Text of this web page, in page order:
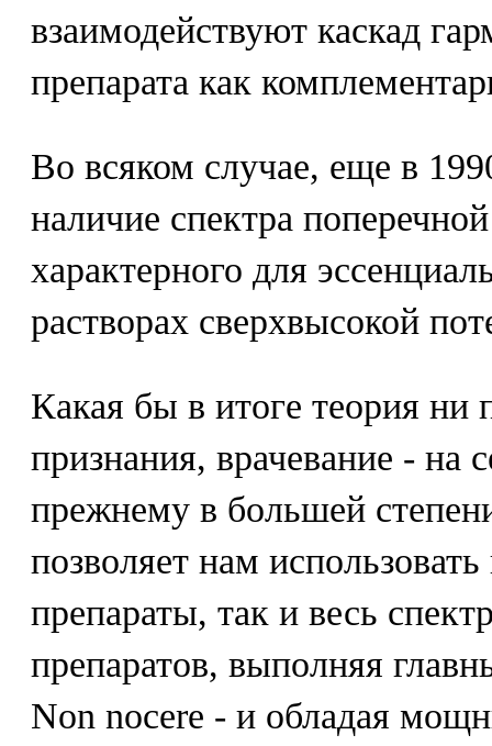
взаимодействуют каскад
препарата как
Во всяком случае, еще в
наличие спектра
характерного для
растворах сверхвысокой
Какая бы в итоге теория ни
признания, врачевание - на
прежнему в большей
позволяет нам
препараты, так и весь
препаратов, выполняя
Non nocere - и обладая